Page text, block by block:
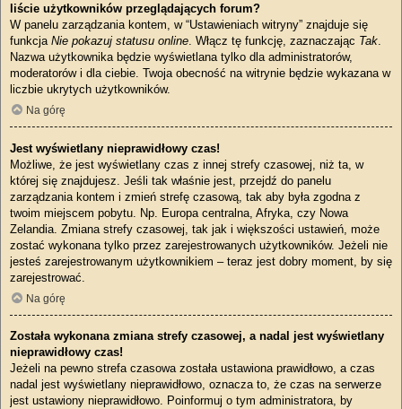
liście użytkowników przeglądających forum?
W panelu zarządzania kontem, w “Ustawieniach witryny” znajduje się
funkcja Nie pokazuj statusu online . Włącz tę funkcję, zaznaczając Tak
Nazwa użytkownika będzie wyświetlana tylko dla administratorów,
moderatorów i dla ciebie. Twoja obecność na witrynie będzie wykazana w
liczbie ukrytych użytkowników.
Na górę
Jest wyświetlany nieprawidłowy czas!
Możliwe, że jest wyświetlany czas z innej strefy czasowej, niż ta, w
której się znajdujesz. Jeśli tak właśnie jest, przejdź do panelu
zarządzania kontem i zmień strefę czasową, tak aby była zgodna z
twoim miejscem pobytu. Np. Europa centralna, Afryka, czy Nowa
Zelandia. Zmiana strefy czasowej, tak jak i większości ustawień, może
zostać wykonana tylko przez zarejestrowanych użytkowników. Jeżeli nie
jesteś zarejestrowanym użytkownikiem – teraz jest dobry moment, by się
zarejestrować.
Na górę
Została wykonana zmiana strefy czasowej, a nadal jest wyświetlany
nieprawidłowy czas!
Jeżeli na pewno strefa czasowa została ustawiona prawidłowo, a czas
nadal jest wyświetlany nieprawidłowo, oznacza to, że czas na serwerze
jest ustawiony nieprawidłowo. Poinformuj o tym administratora, by